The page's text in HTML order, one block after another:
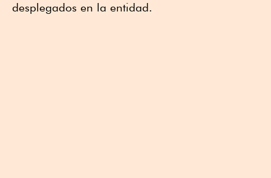
desplegados en la entidad.